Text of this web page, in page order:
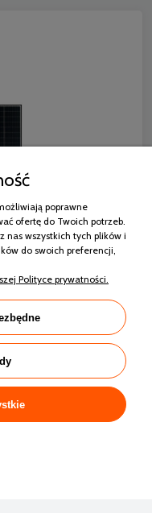
HALF CUT
poprawne
ofertę do Twoich potrzeb.
nas wszystkich tych plików i
do swoich preferencji,
Polityce prywatności.